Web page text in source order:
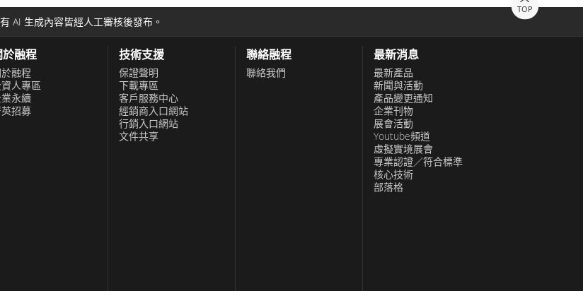
板電腦配備了持久的電池壽命。此功能可確保延長可用性並減少因頻繁充電而導致的停機時間，
超堅固平板電腦，可滿足各種使用者偏好和應用程式要求。基於Windows的平板電腦提供熟悉
則提供用戶友好的行動平台並可存取Google Play商店中的各種生產力應用程式。
案的縮影，集無與倫比的耐用性、令人印象深刻的性能、陽光下可讀的顯示器、無縫連接和長電
業人員能夠高效操作、存取關鍵數據並充滿信心地執行複雜任務。無論是在軍事行動、石油鑽井
明了尖端技術和堅固耐用性的融合，重新定義了在最惡劣的環境中移動生產力的可能性。
資料
● 陽
電腦
最惡
對於
應用
腦
能夠
有
定電
了
。
上手
手
接 在
TOP
AI 生成內容皆經人工審核後發布。
於融程
融程
人專區
永續
招募
技術支援
保證聲明
下載專區
客戶服務中心
經銷商入口網站
行銷入口網站
文件共享
聯絡融程
聯絡我們
最新消息
最新產品
新聞與活動
產品變更通知
企業刊物
展會活動
Youtube頻道
虛擬實境展會
專業認證／符合標準
核心技術
部落格